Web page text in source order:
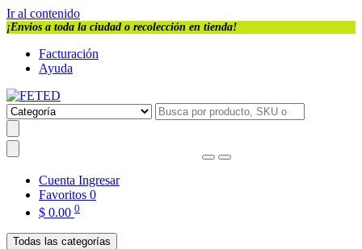
Ir al contenido
¡Envios a toda la ciudad o recolección en tienda!
Facturación
Ayuda
Cuenta Ingresar
Favoritos 0
$ 0.00 0
Todas las categorías